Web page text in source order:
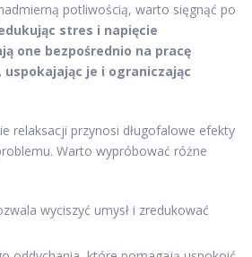
potliwością, warto sięgnąć po
stres i napięcie
one bezpośrednio na pracę
uspokajając je i ograniczając
relaksacji przynosi długofalowe efekty
Warto wypróbować różne
wyciszyć umysł i zredukować